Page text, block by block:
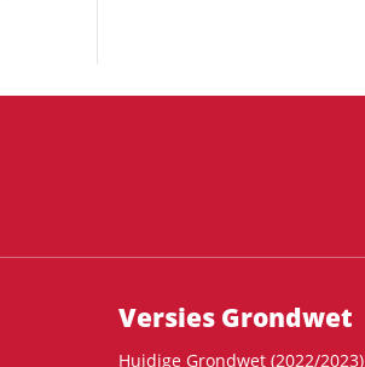
Versies Grondwet
Huidige Grondwet (2022/2023)